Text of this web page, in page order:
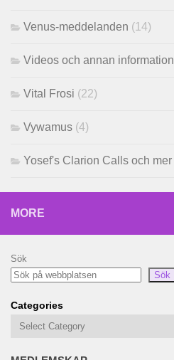
Venus-meddelanden (14)
Videos och annan information
Vital Frosi (22)
Vywamus (4)
Yosef's Clarion Calls och mer
MORE
Sök
Sök
Categories